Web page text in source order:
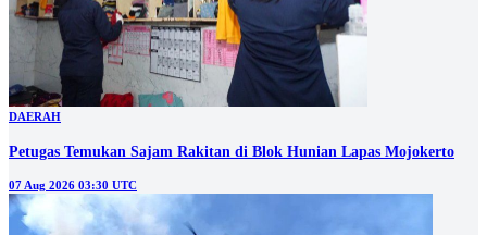
DAERAH
Petugas Temukan Sajam Rakitan di Blok Hunian Lapas Mojokerto
07 Aug 2026 03:30 UTC